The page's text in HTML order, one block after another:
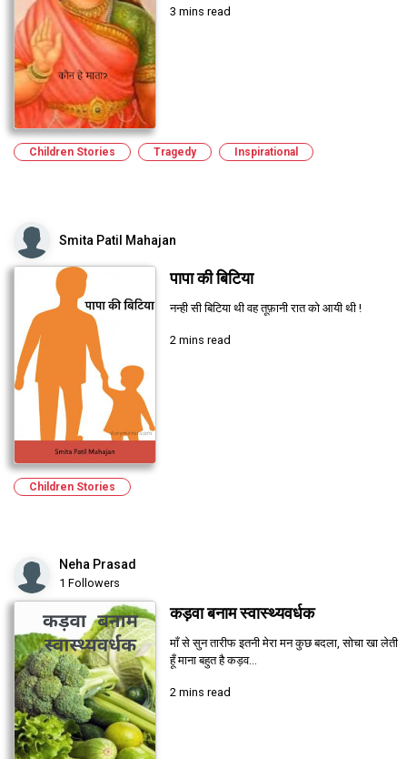
3 mins read
Children Stories Tragedy Inspirational
Smita Patil Mahajan
पापा की बिटिया
नन्ही सी बिटिया थी वह तूफ़ानी रात को आयी थी !
2 mins read
Children Stories
Neha Prasad
1 Followers
कड़वा बनाम स्वास्थ्यवर्धक
माँ से सुन तारीफ इतनी‌ मेरा मन कुछ बदला, सोचा खा लेती
हूँ माना बहुत है कड़व...
2 mins read